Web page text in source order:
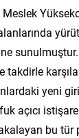
Meslek
sunulmuştur.
takdirle
yeni
açıcı
bu tür